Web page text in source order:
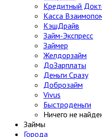
Кредитный
Касса
КэшДрайв
Займ-Экспресс
Займер
Желдорзайм
ДоЗарплаты
Деньги Сразу
Доброзайм
Vivus
Быстроденьги
Ничего не
Займы
Города